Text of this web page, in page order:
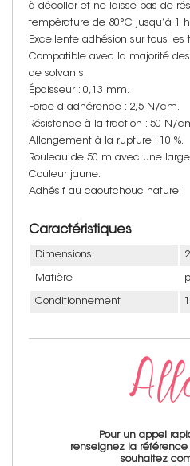
à décoller et ne laisse pas de
température de 80°C jusqu’à 1
Excellente adhésion sur tous les
Compatible avec la majorité
de solvants.
Épaisseur : 0,13 mm.
Force d’adhérence : 2,5 N/cm.
Résistance à la traction : 50 N/
Allongement à la rupture : 10 %.
Rouleau de 50 m avec une
Couleur jaune.
Adhésif au caoutchouc naturel
Caractéristiques
Dimensions
Matière
Conditionnement
Pour un appel
renseignez la
souhaitez